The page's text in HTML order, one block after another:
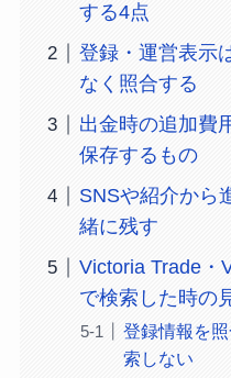
する4点
登録・運営表示
なく照合する
出金時の追加費
保存するもの
SNSや紹介から
緒に残す
Victoria Trade・
で検索した時の
登録情報を
索しない